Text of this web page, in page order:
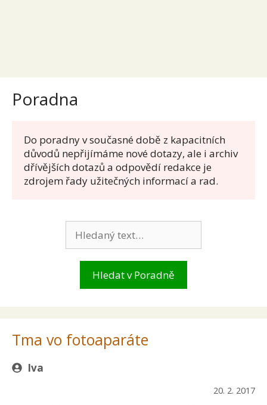
Poradna
Do poradny v současné době z kapacitních
důvodů nepřijímáme nové dotazy, ale i archiv
dřívějších dotazů a odpovědí redakce je
zdrojem řady užitečných informací a rad.
Tma vo fotoaparáte
Iva
20. 2. 2017